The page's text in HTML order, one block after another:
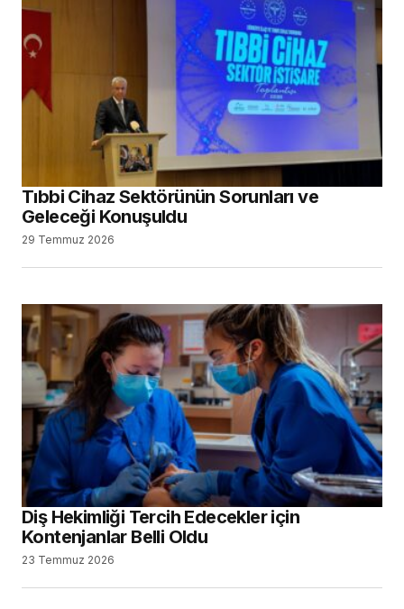
Tıbbi Cihaz Sektörünün Sorunları ve
Geleceği Konuşuldu
29 Temmuz 2026
Diş Hekimliği Tercih Edecekler için
Kontenjanlar Belli Oldu
23 Temmuz 2026